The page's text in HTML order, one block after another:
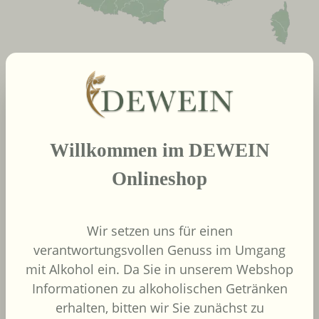
Produktgalerie überspringen
neue Produkte
2022
African Pride Wines
- Forager Red -
Südafrika
Grenache, Shiraz
Willkommen im DEWEIN
Onlineshop
Wir setzen uns für einen
verantwortungsvollen Genuss im Umgang
mit Alkohol ein. Da Sie in unserem Webshop
Informationen zu alkoholischen Getränken
erhalten, bitten wir Sie zunächst zu